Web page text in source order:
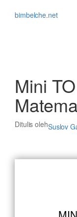
bimbelche.net
Mini
Ditulis olehSuslov